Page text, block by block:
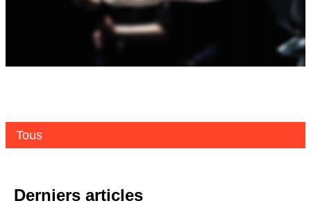
Tous
Derniers articles